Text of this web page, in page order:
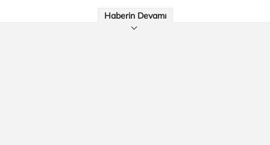
Haberin Devamı